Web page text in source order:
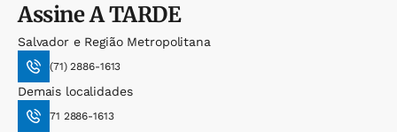
AssineA TARDE
Salvador e Região Metropolitana
(71) 2886-1613
Demais localidades
71 2886-1613